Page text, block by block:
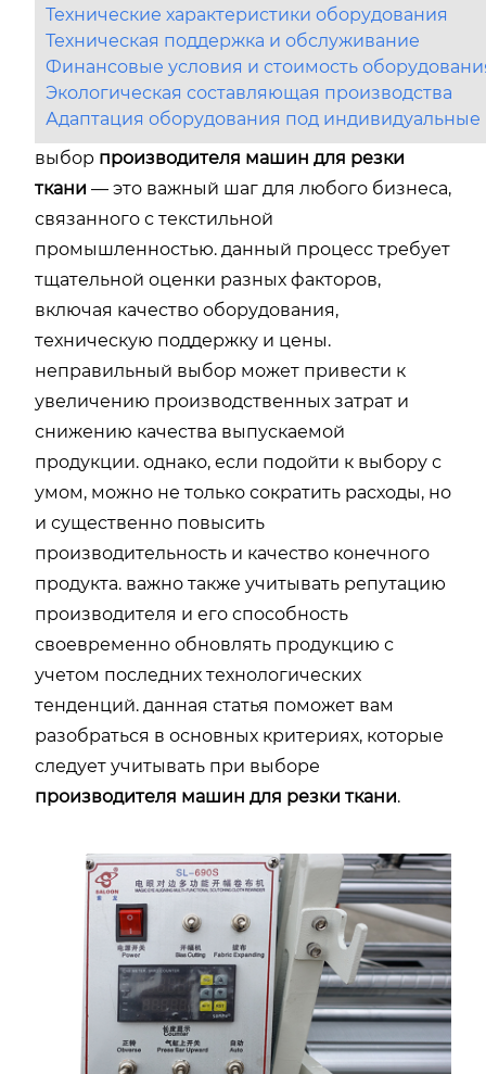
Технические характеристики оборудования
Техническая поддержка и обслуживание
Финансовые условия и стоимость
Экологическая составляющая производства
Адаптация оборудования под индивидуальные
выбор производителя машин для резки
ткани — это важный шаг для любого бизнеса,
связанного с текстильной
промышленностью. данный процесс требует
тщательной оценки разных факторов,
включая качество оборудования,
техническую поддержку и цены.
неправильный выбор может привести к
увеличению производственных затрат и
снижению качества выпускаемой
продукции. однако, если подойти к выбору с
умом, можно не только сократить расходы, но
и существенно повысить
производительность и качество конечного
продукта. важно также учитывать репутацию
производителя и его способность
своевременно обновлять продукцию с
учетом последних технологических
тенденций. данная статья поможет вам
разобраться в основных критериях, которые
следует учитывать при выборе
производителя машин для резки ткани.